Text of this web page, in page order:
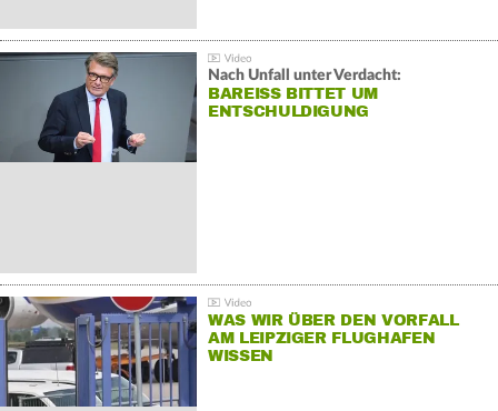
Nach Unfall unter Verdacht:
BAREISS BITTET UM E
NTSCHULDIGUNG
WAS WIR ÜBER DEN VORFALL
AM LEIPZIGER FLUGHAFEN
WISSEN